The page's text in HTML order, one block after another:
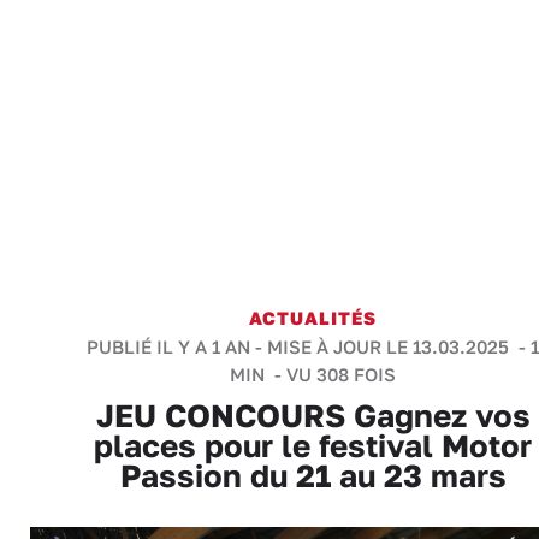
ACTUALITÉS
PUBLIÉ IL Y A 1 AN - MISE À JOUR LE 13.03.2025 - 1
MIN - VU 308 FOIS
JEU CONCOURS Gagnez vos
places pour le festival Motor
Passion du 21 au 23 mars